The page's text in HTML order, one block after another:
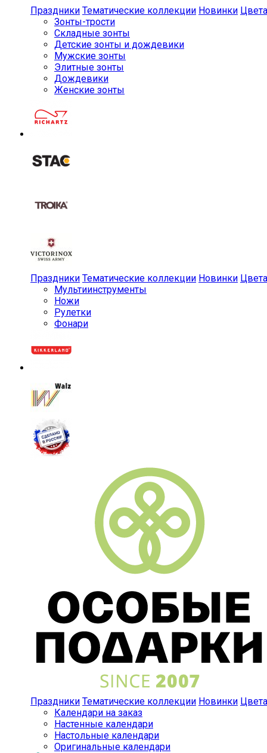
Праздники Тематические коллекции Новинки Цвета
Зонты-трости
Складные зонты
Детские зонты и дождевики
Мужские зонты
Элитные зонты
Дождевики
Женские зонты
Праздники Тематические коллекции Новинки Цвета
Мульти­инструменты
Ножи
Рулетки
Фонари
Праздники Тематические коллекции Новинки Цвета
Календари на заказ
Настенные календари
Настольные календари
Оригинальные календари